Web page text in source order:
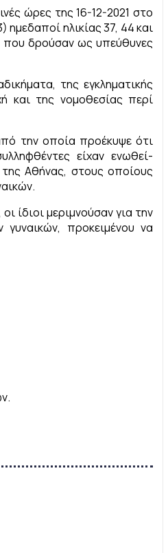
ώρες της 16-12-2021 στο
ηλικίας 37, 44 και
που δρούσαν ως υπεύθυνες
της εγκληματικής
και της νομοθεσίας περί
την οποία προέκυψε ότι
είχαν ενωθεί-
Αθήνας, στους οποίους
μεριμνούσαν για την
προκειμένου να